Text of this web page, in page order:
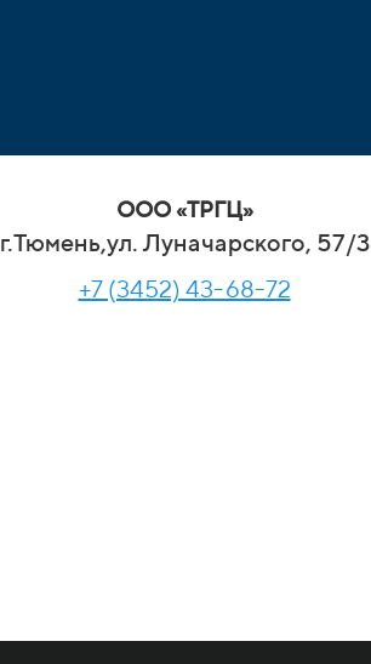
ООО «ТРГЦ»
г.Тюмень,ул. Луначарского, 57/3
+7 (3452) 43-68-72